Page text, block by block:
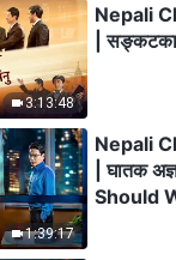
Nepali Christian
Video | सत्यता पछ्याउँदा म
भएँ
Nepali Christian
Video | मेरो विगतको
3:13:48
Nepali
| सङ्कटका
1:39:17
Nepali
| घातक
Should